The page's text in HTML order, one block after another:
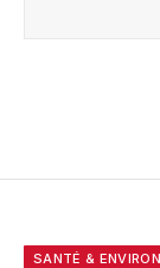
SANTÉ &